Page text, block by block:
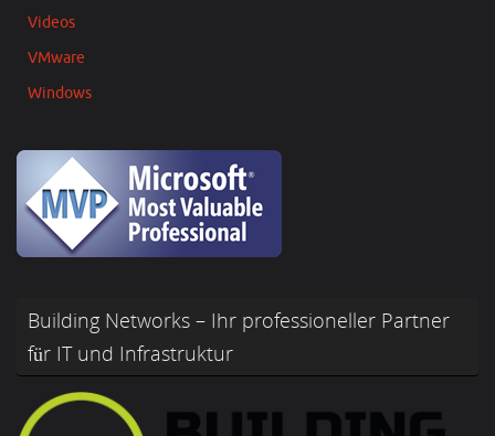
Videos
VMware
Windows
Building Networks – Ihr professioneller Partner
für IT und Infrastruktur